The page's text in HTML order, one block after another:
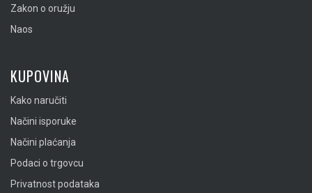
Zakon o oružju
Naos
KUPOVINA
Kako naručiti
Načini isporuke
Načini plaćanja
Podaci o trgovcu
Privatnost podataka